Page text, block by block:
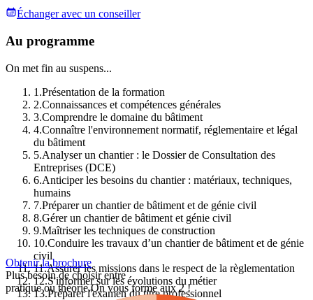
Échanger avec un conseiller
Au programme
On met fin au suspens...
1 .Présentation de la formation
2.Connaissances et compétences générales
3.Comprendre le domaine du bâtiment
4.Connaître l'environnement normatif, réglementaire et légal
du bâtiment
5.Analyser un chantier : le Dossier de Consultation des
Entreprises (DCE)
6.Anticiper les besoins du chantier : matériaux, techniques,
humains
7.Préparer un chantier de bâtiment et de génie civil
8.Gérer un chantier de bâtiment et génie civil
9.Maîtriser les techniques de construction
10.Conduire les travaux d’un chantier de bâtiment et de génie
civil
11.Assurer les missions dans le respect de la règlementation
12.S'informer sur les évolutions du métier
13.Préparer l'examen du titre professionnel
Obtenir la brochure
Plus besoin de choisir entre
pratique ou théorie.On vous forme aux 2 !